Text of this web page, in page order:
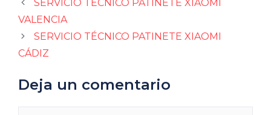
SERVICIO TÉCNICO PATINETE XIAOMI
VALENCIA
SERVICIO TÉCNICO PATINETE XIAOMI
CÁDIZ
Deja un comentario